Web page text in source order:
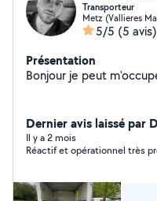
Transporteur
Metz (Vallieres
5/5 (5 avis)
Présentation
Bonjour je peut
Dernier avis laissé par
Il y a 2 mois
Réactif et opérationnel très